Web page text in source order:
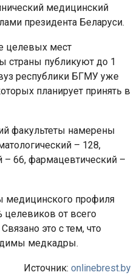
медицинский
президента Беларуси.
целевых мест
страны публикуют до 1
республики БГМУ уже
планирует принять в
факультеты намерены
– 128,
66, фармацевтический –
медицинского профиля
целевиков от всего
это с тем, что
медкадры.
Источник: onlinebrest.by